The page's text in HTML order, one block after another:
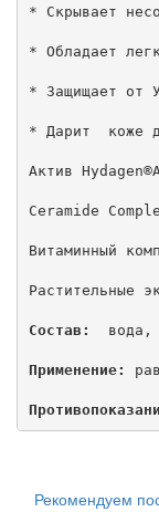
* Скрывает
* Обладает
* Защищает от
* Дарит  коже
Актив
Ceramide
Витаминный
Растительные
Состав:
вода,
Применение:
Рекомендуем